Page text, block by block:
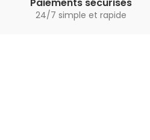
Paiements sécurisés
24/7 simple et rapide